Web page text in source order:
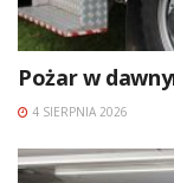
Pożar w
4 SIERPNIA 2026